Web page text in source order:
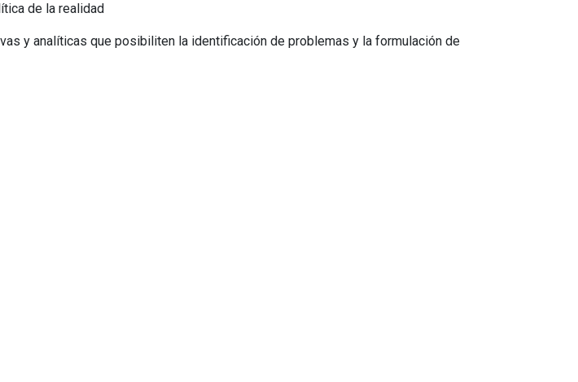
de la realidad
y analíticas que posibiliten la identificación de problemas y la formulación de